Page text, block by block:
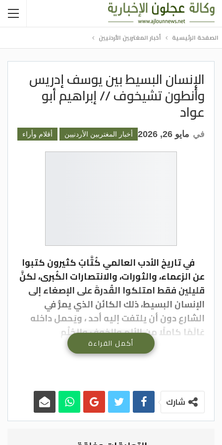
الصفحة الرئيسية أخبار المغتربين الأردنيين
الإنسان البسيط بين يوسف إدريس
وأنطون تشيخوف // إبراهيم أبو
عواد
أخبار المغتربين الأردنيين أقلام وأراء في مايو 26, 2026
في تاريخ الأدب العالمي كُتَّابٌ كثيرون كتبوا
عن الزعماء، والثورات، والانتصارات الكُبرى، لكنَّ
قليلين فقط امتلكوا القُدرةَ على الإصغاء إلى
الإنسان البسيط، ذلك الكائن الذي يمرُّ في
الشارع دون أن يلتفت إليه أحد ، ويَحمل داخله
عَالَمًا كاملًا من الألم والخوف والحُلْم
والصمت.ومِن بين هؤلاء القلائل يَبْرز اسمان:
)، بوصفهما اثنين من أهمِّ الكُتَّاب الذين منحوا
الإنسانَ البسيط مكانته الأدبية والإنسانية.
لَم يكن الإنسانُ عندهما قائدًا عظيمًا، ولا
أكمل القراءة
شارك